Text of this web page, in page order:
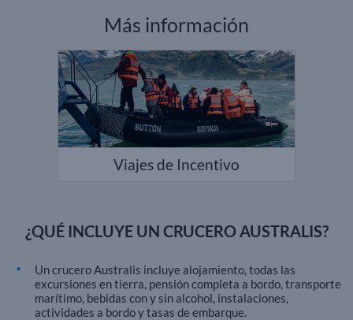
Más información
Viajes de Incentivo
¿QUÉ INCLUYE UN CRUCERO AUSTRALIS?
Un crucero Australis incluye alojamiento, todas las
excursiones en tierra, pensión completa a bordo, transporte
marítimo, bebidas con y sin alcohol, instalaciones,
actividades a bordo y tasas de embarque.